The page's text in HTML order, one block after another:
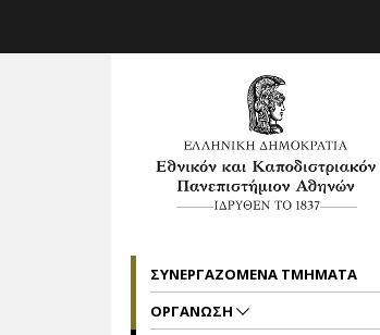
ΣΥΝΕΡΓΑΖΟΜΕΝΑ ΤΜΗΜΑΤΑ
ΟΡΓΑΝΩΣΗ